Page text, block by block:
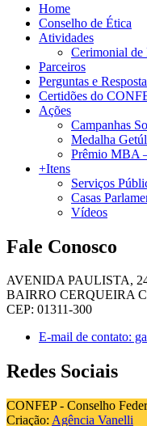
Home
Conselho de Ética
Atividades
Cerimonial de
Parceiros
Perguntas e
Certidões do
Ações
Campanhas
Medalha
Prêmio MBA
+Itens
Serviços
Casas
Vídeos
Fale Conosco
AVENIDA PAULISTA,
BAIRRO CERQUEIRA
CEP: 01311-300
E-mail de contato:
Redes Sociais
CONFEP - Conselho
Criação: Agência Vanelli